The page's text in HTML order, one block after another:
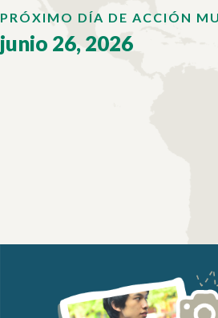
PRÓXIMO DÍA DE ACCIÓN
junio 26, 2026